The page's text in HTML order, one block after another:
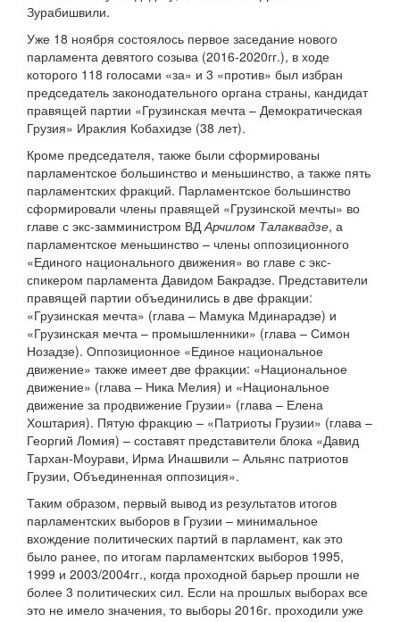
Зурабишвили.
Уже 18 ноября состоялось первое заседание нового
парламента девятого созыва (2016-2020гг.), в ходе
которого 118 голосами «за» и 3 «против» был избран
председатель законодательного органа страны, кандидат
правящей партии «Грузинская мечта – Демократическая
Грузия» Ираклия Кобахидзе (38 лет).
Кроме председателя, также были сформированы
парламентское большинство и меньшинство, а также пять
парламентских фракций. Парламентское большинство
сформировали члены правящей «Грузинской мечты» во
главе с экс-замминистром ВДАрчилом Талаквадзе, а
парламентское меньшинство – члены оппозиционного
«Единого национального движения» во главе с экс-
спикером парламента Давидом Бакрадзе. Представители
правящей партии объединились в две фракции:
«Грузинская мечта» (глава – Мамука Мдинарадзе) и
«Грузинская мечта – промышленники» (глава – Симон
Нозадзе). Оппозиционное «Единое национальное
движение» также имеет две фракции: «Национальное
движение» (глава – Ника Мелия) и «Национальное
движение за продвижение Грузии» (глава – Елена
Хоштария). Пятую фракцию – «Патриоты Грузии» (глава –
Георгий Ломия) – составят представители блока «Давид
Тархан-Моурави, Ирма Инашвили – Альянс патриотов
Грузии, Объединенная оппозиция».
Таким образом, первый вывод из результатов итогов
парламентских выборов в Грузии – минимальное
вхождение политических партий в парламент, как это
было ранее, по итогам парламентских выборов 1995,
1999 и 2003/2004гг., когда проходной барьер прошли не
более 3 политических сил. Если на прошлых выборах все
это не имело значения, то выборы 2016г. проходили уже